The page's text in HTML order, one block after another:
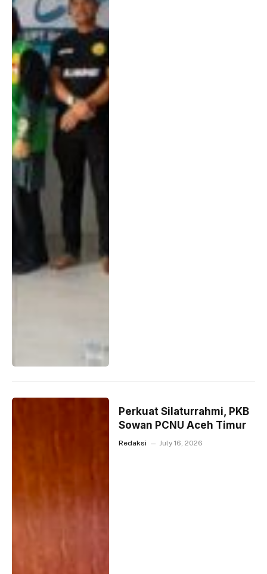
Perkuat Silaturrahmi, PKB
Sowan PCNU Aceh Timur
Redaksi July 16, 2026